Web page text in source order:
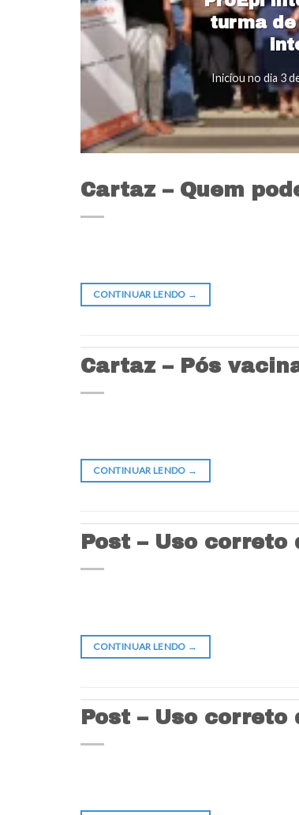
turma de
Iniciou no dia 3
Cartaz – Quem
CONTINUAR LENDO →
Cartaz – Pós
CONTINUAR LENDO →
Post – Uso
CONTINUAR LENDO →
Post – Uso